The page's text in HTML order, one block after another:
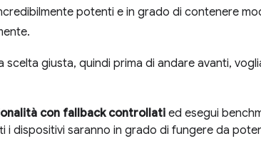
potenti e in grado di contenere
scelta giusta, quindi prima di andare avanti,
con fallback controllatied esegui
i dispositivi saranno in grado di fungere da